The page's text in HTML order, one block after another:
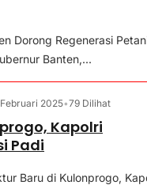
Dorong Regenerasi
Banten,...
2025•79 Dilihat
Kapolri
Padi
Baru di Kulonprogo,